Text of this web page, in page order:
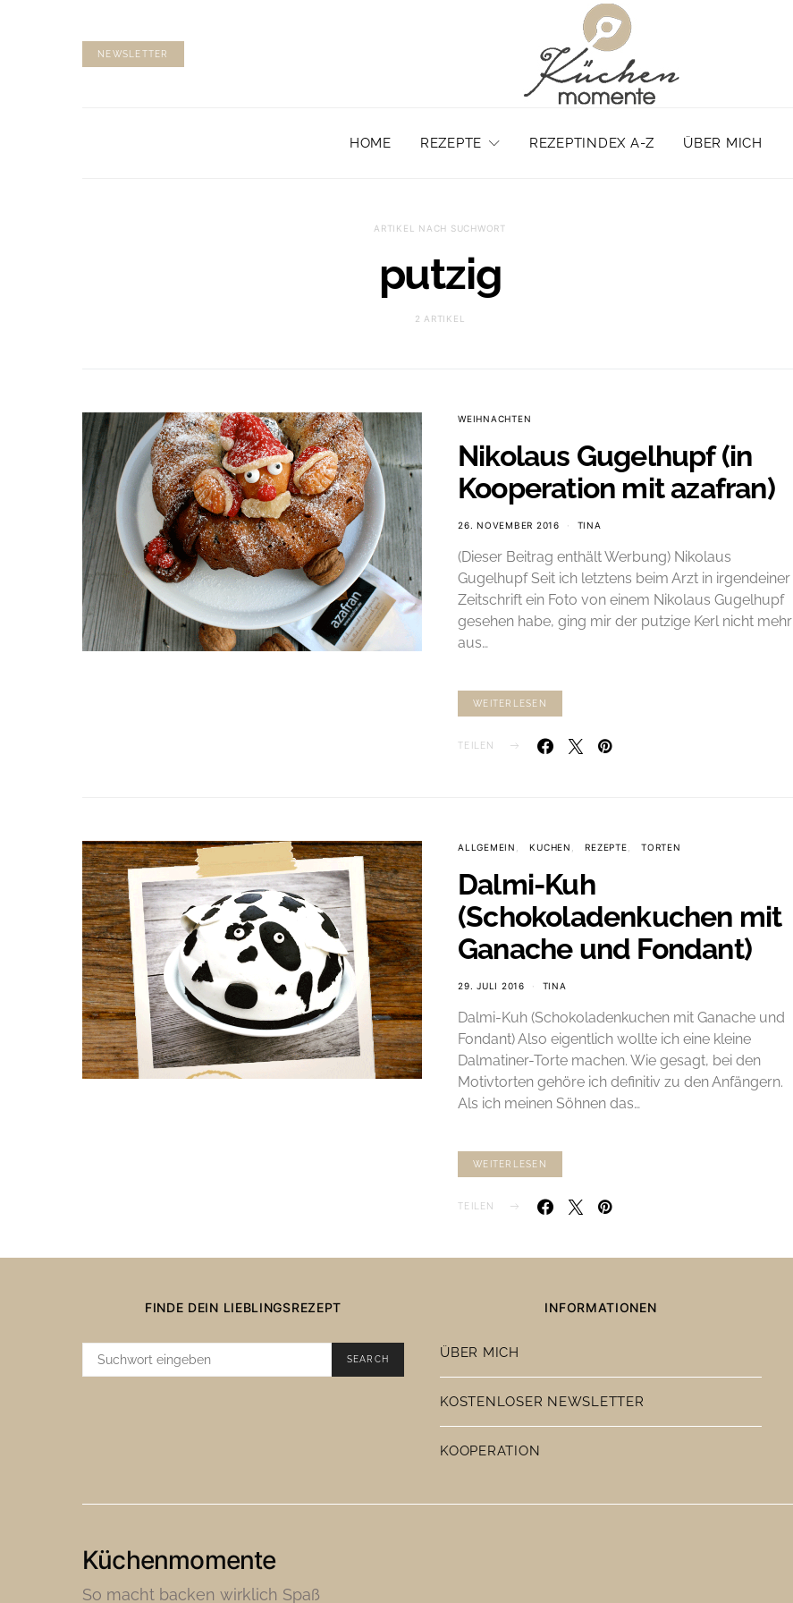
NEWSLETTER
HOME REZEPTE REZEPTINDEX A-Z ÜBER MICH
ARTIKEL NACH SUCHWORT
putzig
2 ARTIKEL
WEIHNACHTEN
Nikolaus Gugelhupf (in
Kooperation mit azafran)
26. NOVEMBER 2016 TINA
(Dieser Beitrag enthält Werbung) Nikolaus
Gugelhupf Seit ich letztens beim Arzt in irgendeiner
Zeitschrift ein Foto von einem Nikolaus Gugelhupf
gesehen habe, ging mir der putzige Kerl nicht mehr
aus…
WEITERLESEN
TEILEN
ALLGEMEIN KUCHEN REZEPTE TORTEN
Dalmi-Kuh
(Schokoladenkuchen mit
Ganache und Fondant)
29. JULI 2016 TINA
Dalmi-Kuh (Schokoladenkuchen mit Ganache und
Fondant) Also eigentlich wollte ich eine kleine
Dalmatiner-Torte machen. Wie gesagt, bei den
Motivtorten gehöre ich definitiv zu den Anfängern.
Als ich meinen Söhnen das…
WEITERLESEN
TEILEN
FINDE DEIN LIEBLINGSREZEPT
SUCHE
NACH:
SEARCH
INFORMATIONEN
ÜBER MICH
KOSTENLOSER NEWSLETTER
KOOPERATION
Küchenmomente
So macht backen wirklich Spaß